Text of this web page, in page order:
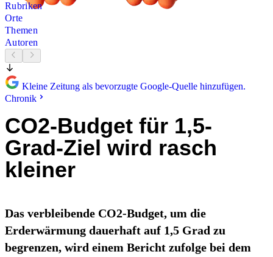
Rubriken
Orte
Themen
Autoren
Kleine Zeitung als bevorzugte Google-Quelle hinzufügen.
Chronik
CO2-Budget für 1,5-
Grad-Ziel wird rasch
kleiner
Das verbleibende CO2-Budget, um die
Erderwärmung dauerhaft auf 1,5 Grad zu
begrenzen, wird einem Bericht zufolge bei dem